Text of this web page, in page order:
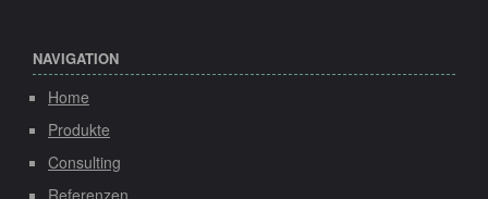
NAVIGATION
Home
Produkte
Consulting
Referenzen